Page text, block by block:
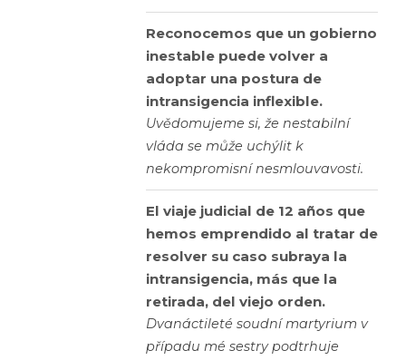
Reconocemos que un gobierno
inestable puede volver a
adoptar una postura de
intransigencia inflexible.
Uvědomujeme si, že nestabilní
vláda se může uchýlit k
nekompromisní nesmlouvavosti.
El viaje judicial de 12 años que
hemos emprendido al tratar de
resolver su caso subraya la
intransigencia, más que la
retirada, del viejo orden.
Dvanáctileté soudní martyrium v
případu mé sestry podtrhuje